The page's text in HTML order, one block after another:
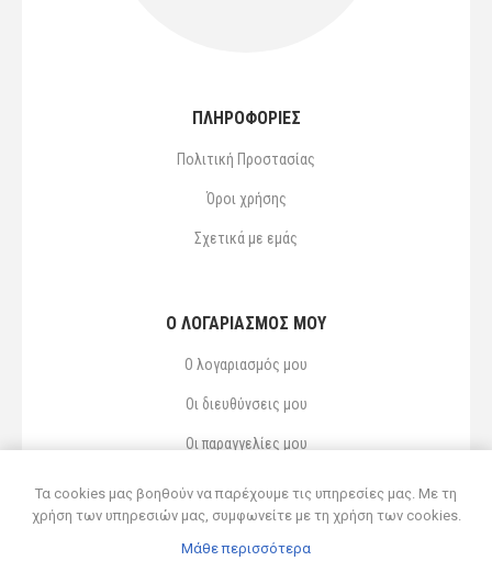
ΠΛΗΡΟΦΟΡΙΕΣ
Πολιτική Προστασίας
Όροι χρήσης
Σχετικά με εμάς
Ο ΛΟΓΑΡΙΑΣΜΌΣ ΜΟΥ
Ο λογαριασμός μου
Οι διευθύνσεις μου
Οι παραγγελίες μου
Τα cookies μας βοηθούν να παρέχουμε τις υπηρεσίες μας. Με τη
χρήση των υπηρεσιών μας, συμφωνείτε με τη χρήση των cookies.
Μάθε περισσότερα